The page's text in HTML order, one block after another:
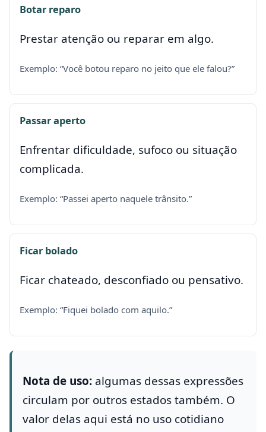
Botar reparo
Prestar atenção ou reparar em algo.
Exemplo: “Você botou reparo no jeito que ele falou?”
Passar aperto
Enfrentar dificuldade, sufoco ou situação
complicada.
Exemplo: “Passei aperto naquele trânsito.”
Ficar bolado
Ficar chateado, desconfiado ou pensativo.
Exemplo: “Fiquei bolado com aquilo.”
Nota de uso: algumas dessas expressões
circulam por outros estados também. O
valor delas aqui está no uso cotidiano